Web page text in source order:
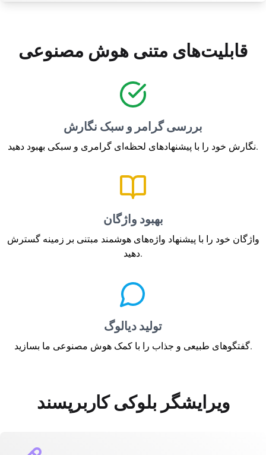
قابلیت‌های متنی هوش مصنوعی
بررسی گرامر و سبک نگارش
نگارش خود را با پیشنهادهای لحظه‌ای گرامری و سبکی بهبود دهید.
بهبود واژگان
واژگان خود را با پیشنهاد واژه‌های هوشمند مبتنی بر زمینه گسترش
دهید.
تولید دیالوگ
گفتگوهای طبیعی و جذاب را با کمک هوش مصنوعی ما بسازید.
ویرایشگر بلوکی کاربرپسند